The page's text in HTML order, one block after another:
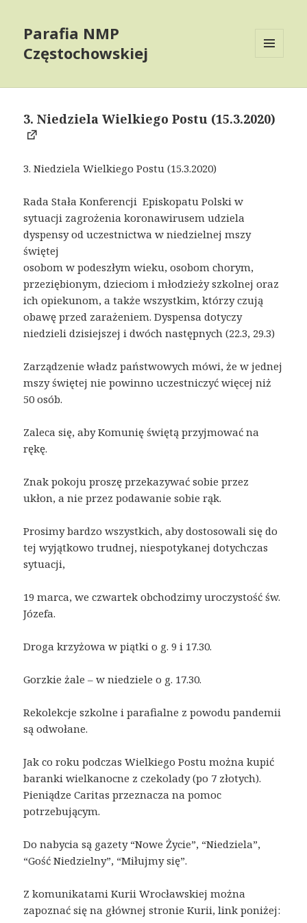
Parafia NMP
Częstochowskiej
WIDGETS
3. Niedziela Wielkiego Postu (15.3.2020)
3. Niedziela Wielkiego Postu (15.3.2020)
Rada Stała Konferencji Episkopatu Polski w
sytuacji zagrożenia koronawirusem udziela
dyspensy od uczestnictwa w niedzielnej mszy
świętej
osobom w podeszłym wieku, osobom chorym,
przeziębionym, dzieciom i młodzieży szkolnej oraz
ich opiekunom, a także wszystkim, którzy czują
obawę przed zarażeniem. Dyspensa dotyczy
niedzieli dzisiejszej i dwóch następnych (22.3, 29.3)
Zarządzenie władz państwowych mówi, że w jednej
mszy świętej nie powinno uczestniczyć więcej niż
50 osób.
Zaleca się, aby Komunię świętą przyjmować na
rękę.
Znak pokoju proszę przekazywać sobie przez
ukłon, a nie przez podawanie sobie rąk.
Prosimy bardzo wszystkich, aby dostosowali się do
tej wyjątkowo trudnej, niespotykanej dotychczas
sytuacji,
19 marca, we czwartek obchodzimy uroczystość św.
Józefa.
Droga krzyżowa w piątki o g. 9 i 17.30.
Gorzkie żale – w niedziele o g. 17.30.
Rekolekcje szkolne i parafialne z powodu pandemii
są odwołane.
Jak co roku podczas Wielkiego Postu można kupić
baranki wielkanocne z czekolady (po 7 złotych).
Pieniądze Caritas przeznacza na pomoc
potrzebującym.
Do nabycia są gazety “Nowe Życie”, “Niedziela”,
“Gość Niedzielny”, “Miłujmy się”.
Z komunikatami Kurii Wrocławskiej można
zapoznać się na głównej stronie Kurii, link poniżej: